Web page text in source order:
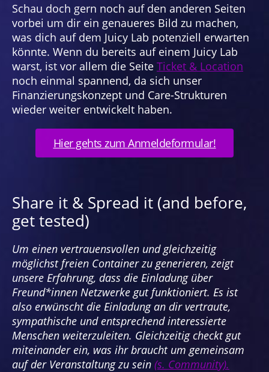
Schau doch gern noch auf den anderen Seiten
vorbei um dir ein genaueres Bild zu machen,
was dich auf dem Juicy Lab potenziell erwarten
könnte. Wenn du bereits auf einem Juicy Lab
warst, ist vor allem die Seite Ticket & Location
noch einmal spannend, da sich unser
Finanzierungskonzept und Care-Strukturen
wieder weiter entwickelt haben.
Hier gehts zum Anmeldeformular!
Share it & Spread it (and before,
get tested)
Um einen vertrauensvollen und gleichzeitig
möglichst freien Container zu generieren, zeigt
unsere Erfahrung, dass die Einladung über
Freund*innen Netzwerke gut funktioniert. Es ist
also erwünscht die Einladung an dir vertraute,
sympathische und entsprechend interessierte
Menschen weiterzuleiten. Gleichzeitig checkt gut
miteinander ein, was ihr braucht um gemeinsam
auf der Veranstaltung zu sein (s. Community).